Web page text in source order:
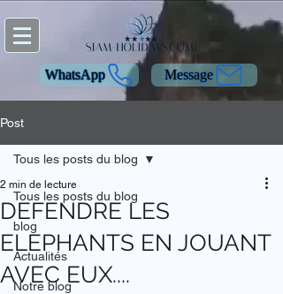
WhatsApp Message
Post
Tous les posts du blog
blog
Actualités
Notre blog
Tous les posts du blog
DEFENDRE LES
ELEPHANTS EN JOUANT
AVEC EUX....
2 min de lecture